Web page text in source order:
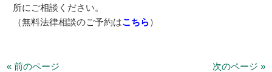
所にご相談ください。
（無料法律相談のご予約はこちら）
« 前のページ 次のページ »